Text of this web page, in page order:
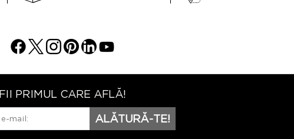
FII PRIMUL CARE AFLĂ!
ALĂTURĂ-TE!